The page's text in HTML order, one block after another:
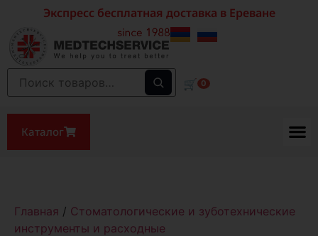
Экспресс бесплатная доставка в Ереване
🛒 0
Каталог
Главная / Стоматологические и зуботехнические
инструменты и расходные